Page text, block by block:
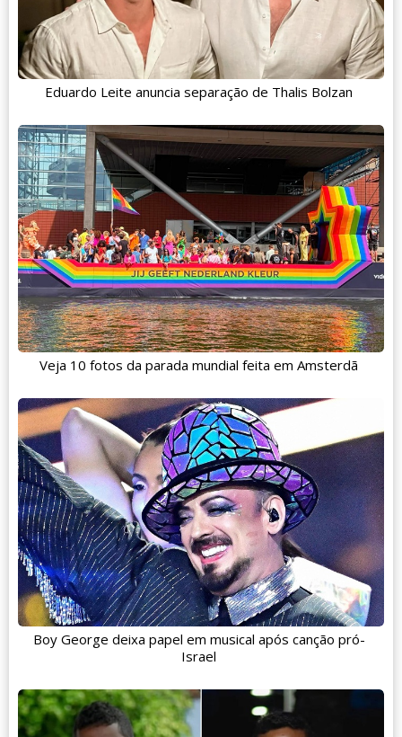
Eduardo Leite anuncia separação de Thalis Bolzan
Veja 10 fotos da parada mundial feita em Amsterdã
Boy George deixa papel em musical após canção pró-
Israel